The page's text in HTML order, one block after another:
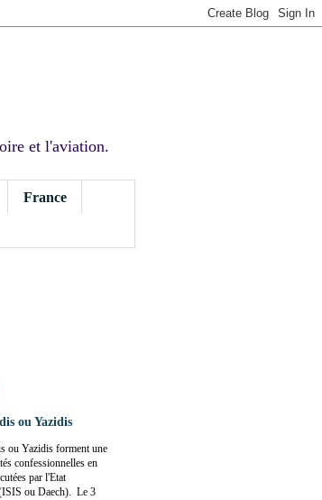
et l'aviation.
France
ou Yazidis
ou Yazidis forment une
confessionnelles en
par l'Etat
ou Daech). Le 3